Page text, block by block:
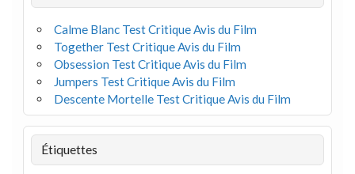
Calme Blanc Test Critique Avis du Film
Together Test Critique Avis du Film
Obsession Test Critique Avis du Film
Jumpers Test Critique Avis du Film
Descente Mortelle Test Critique Avis du Film
Étiquettes